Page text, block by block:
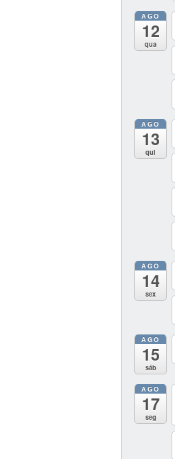
AGO
12
qua
AGO
13
qui
AGO
14
sex
AGO
15
sáb
AGO
17
seg